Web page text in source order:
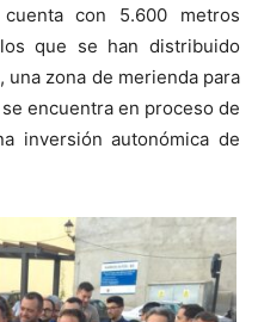
con 5.600 metros
que se han distribuido
una zona de merienda para
encuentra en proceso de
inversión autonómica de